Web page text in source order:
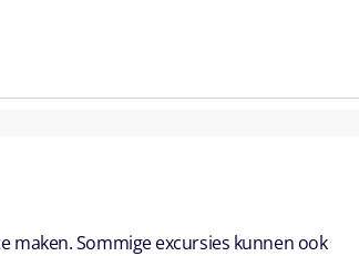
maken. Sommige excursies kunnen ook